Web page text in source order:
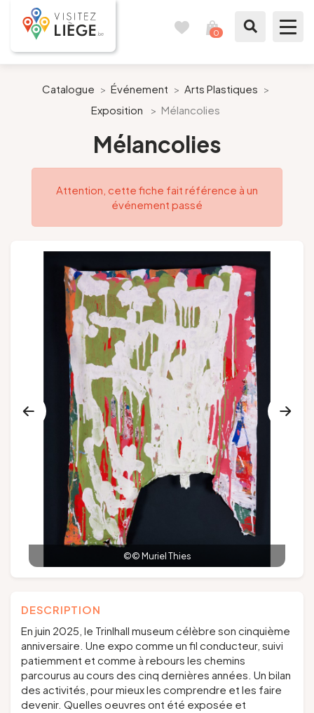
0
Comme un Liégeois
Préparer mon séjour
Nos suggestions
Pays de Liège
Suivez-nous
Groupes et voyagistes
NL DE
Catalogue > Événement > Arts Plastiques >
Exposition
> Mélancolies
Mélancolies
Attention, cette fiche fait référence à un
événement passé
©© Muriel Thies
DESCRIPTION
En juin 2025, le Trinlhall museum célèbre son cinquième
anniversaire. Une expo comme un fil conducteur, suivi
patiemment et comme à rebours les chemins
parcourus au cours des cinq dernières années. Un bilan
des activités, pour mieux les comprendre et les faire
devenir. Quelles oeuvres ont été exposée et